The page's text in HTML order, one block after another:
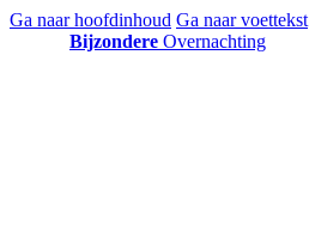
Ga naar hoofdinhoud Ga naar voettekst
Bijzondere Overnachting